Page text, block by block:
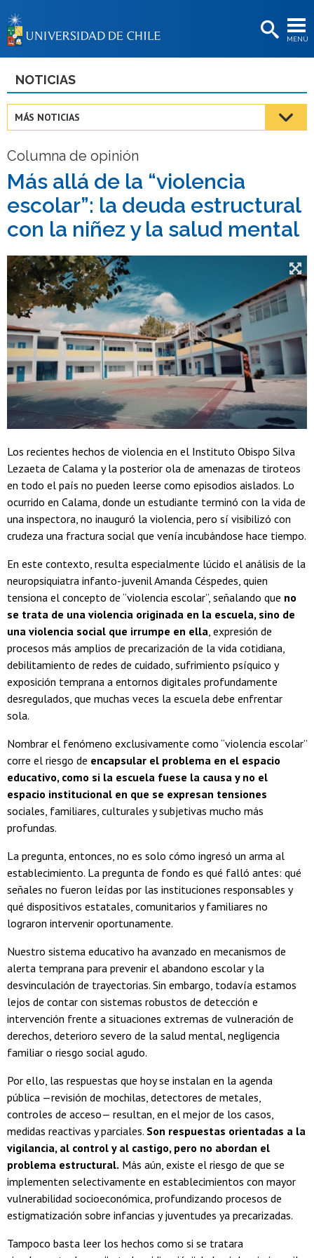
MENÚ
BIBLIOTECAS
Estudiantes
Académicas/os
Funcionarias/os
Egresadas/os
NOTICIAS
MÁS NOTICIAS
Columna de opinión
Más allá de la “violencia
escolar”: la deuda estructural
con la niñez y la salud mental
Los recientes hechos de violencia en el Instituto Obispo Silva
Lezaeta de Calama y la posterior ola de amenazas de tiroteos
en todo el país no pueden leerse como episodios aislados. Lo
ocurrido en Calama, donde un estudiante terminó con la vida de
una inspectora, no inauguró la violencia, pero sí visibilizó con
crudeza una fractura social que venía incubándose hace tiempo.
En este contexto, resulta especialmente lúcido el análisis de la
neuropsiquiatra infanto-juvenil Amanda Céspedes, quien
tensiona el concepto de “violencia escolar”, señalando que no
se trata de una violencia originada en la escuela, sino de
una violencia social que irrumpe en ella, expresión de
procesos más amplios de precarización de la vida cotidiana,
debilitamiento de redes de cuidado, sufrimiento psíquico y
exposición temprana a entornos digitales profundamente
desregulados, que muchas veces la escuela debe enfrentar
sola.
Nombrar el fenómeno exclusivamente como “violencia escolar”
corre el riesgo de encapsular el problema en el espacio
educativo, como si la escuela fuese la causa y no el
espacio institucional en que se expresan tensiones
sociales, familiares, culturales y subjetivas mucho más
profundas.
La pregunta, entonces, no es solo cómo ingresó un arma al
establecimiento. La pregunta de fondo es qué falló antes: qué
señales no fueron leídas por las instituciones responsables y
qué dispositivos estatales, comunitarios y familiares no
lograron intervenir oportunamente.
Nuestro sistema educativo ha avanzado en mecanismos de
alerta temprana para prevenir el abandono escolar y la
desvinculación de trayectorias. Sin embargo, todavía estamos
lejos de contar con sistemas robustos de detección e
intervención frente a situaciones extremas de vulneración de
derechos, deterioro severo de la salud mental, negligencia
familiar o riesgo social agudo.
Por ello, las respuestas que hoy se instalan en la agenda
pública —revisión de mochilas, detectores de metales,
controles de acceso— resultan, en el mejor de los casos,
medidas reactivas y parciales. Son respuestas orientadas a la
vigilancia, al control y al castigo, pero no abordan el
problema estructural. Más aún, existe el riesgo de que se
implementen selectivamente en establecimientos con mayor
vulnerabilidad socioeconómica, profundizando procesos de
estigmatización sobre infancias y juventudes ya precarizadas.
Tampoco basta leer los hechos como si se tratara